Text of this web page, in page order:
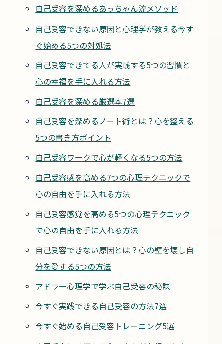
自己受容を深めるあっちゃん流メソッド
自己受容できない原因と心理学が教える今す
ぐ始める5つの対処法
自己受容できてる人が実践する5つの習慣と
心の幸福を手に入れる方法
自己受容を深める厳選本7選
自己受容を深めるノート術とは？心を整える
5つの書き方ポイント
自己受容ワークで心が軽くなる5つの方法
自己受容感を高める7つの心理テクニックで
心の自由を手に入れる方法
自己受容感覚を高める5つの心理テクニック
で心の自由を手に入れる方法
自己受容できない原因とは？心の壁を壊し自
分を愛する5つの方法
アドラー心理学で学ぶ自己受容の秘訣
今すぐ実践できる自己受容の方法7選
今すぐ始める自己受容トレーニング5選